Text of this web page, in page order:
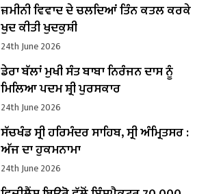
ਜ਼ਮੀਨੀ ਵਿਵਾਦ ਦੇ ਚਲਦਿਆਂ ਤਿੰਨ ਕਤਲ ਕਰਕੇ
ਖੁਦ ਕੀਤੀ ਖੁਦਕੁਸ਼ੀ
24th June 2026
ਡੇਰਾ ਬੱਲਾਂ ਮੁਖੀ ਸੰਤ ਬਾਬਾ ਨਿਰੰਜਨ ਦਾਸ ਨੂੰ
ਮਿਲਿਆ ਪਦਮ ਸ਼੍ਰੀ ਪੁਰਸਕਾਰ
24th June 2026
ਸੱਚਖੰਡ ਸ੍ਰੀ ਹਰਿਮੰਦਰ ਸਾਹਿਬ, ਸ੍ਰੀ ਅੰਮ੍ਰਿਤਸਰ :
ਅੱਜ ਦਾ ਹੁਕਮਨਾਮਾ
24th June 2026